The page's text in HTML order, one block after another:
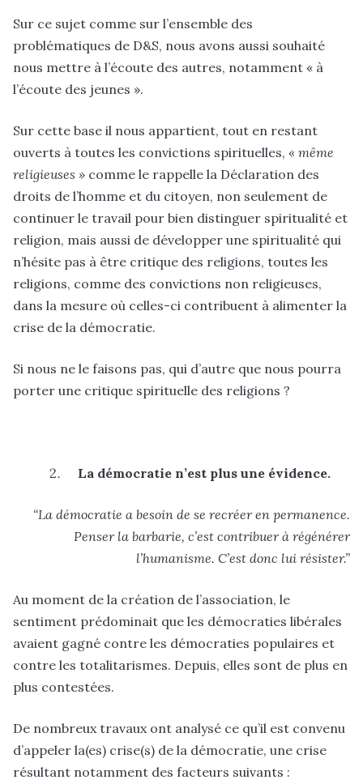
Sur ce sujet comme sur l’ensemble des
problématiques de D&S, nous avons aussi souhaité
nous mettre à l’écoute des autres, notamment « à
l’écoute des jeunes ».
Sur cette base il nous appartient, tout en restant
ouverts à toutes les convictions spirituelles, « même
religieuses » comme le rappelle la Déclaration des
droits de l’homme et du citoyen, non seulement de
continuer le travail pour bien distinguer spiritualité et
religion, mais aussi de développer une spiritualité qui
n’hésite pas à être critique des religions, toutes les
religions, comme des convictions non religieuses,
dans la mesure où celles-ci contribuent à alimenter la
crise de la démocratie.
Si nous ne le faisons pas, qui d’autre que nous pourra
porter une critique spirituelle des religions ?
La démocratie n’est plus une évidence.
“La démocratie a besoin de se recréer en permanence.
Penser la barbarie, c’est contribuer à régénérer
l’humanisme. C’est donc lui résister.”
Au moment de la création de l’association, le
sentiment prédominait que les démocraties libérales
avaient gagné contre les démocraties populaires et
contre les totalitarismes. Depuis, elles sont de plus en
plus contestées.
De nombreux travaux ont analysé ce qu’il est convenu
d’appeler la(es) crise(s) de la démocratie, une crise
résultant notamment des facteurs suivants :